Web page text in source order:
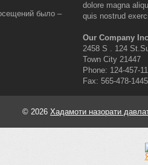
было –
dolore magna
quis nostrud
Our Company
2458 S . 124
Town City 21447
Phone: 124-457-
Fax: 565-478-1445
© 2026 Хадамоти назорати